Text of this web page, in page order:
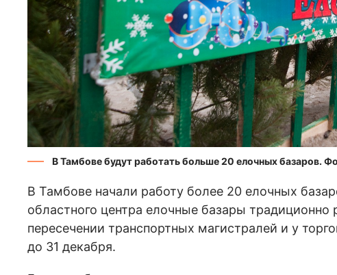
В Тамбове будут работать больше 20 елочных базаров.
В Тамбове начали работу более 20 елочных
областного центра елочные базары традиционно
пересечении транспортных магистралей и у
до 31 декабря.